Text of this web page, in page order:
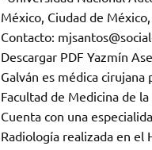
México, Ciudad de México,
Contacto:
Descargar PDF Yazmín
Galván es médica cirujana
Facultad de Medicina de la
Cuenta con una
Radiología realizada en el